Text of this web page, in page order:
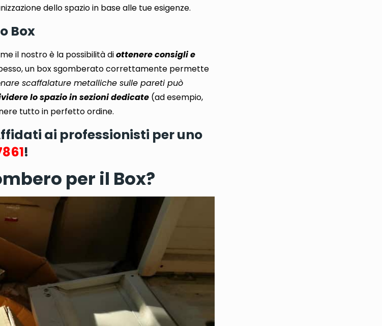
dello spazio in base alle tue esigenze.
Box
il nostro è la possibilità diottenere consigli e
un box sgomberato correttamente permette
scaffalature metalliche sulle pareti può
lo spazio in sezioni dedicate (ad esempio,
tutto in perfetto ordine.
ai professionisti per uno
!
per il Box?